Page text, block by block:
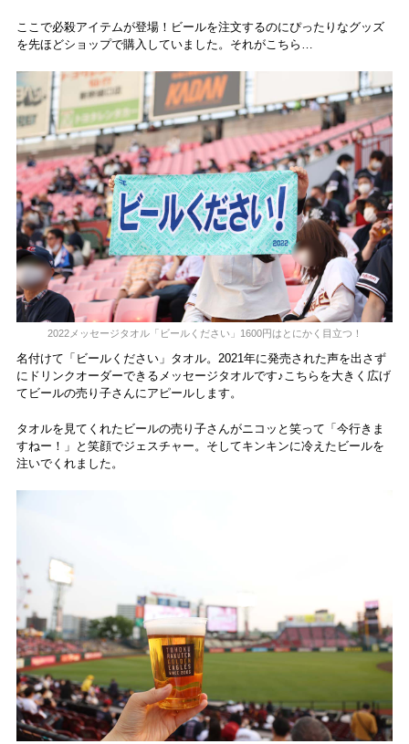
ここで必殺アイテムが登場！ビールを注文するのにぴったりなグッズ
を先ほどショップで購入していました。それがこちら…
2022メッセージタオル「ビールください」1600円はとにかく目立つ！
名付けて「ビールください」タオル。2021年に発売された声を出さず
にドリンクオーダーできるメッセージタオルです♪こちらを大きく広げ
てビールの売り子さんにアピールします。
タオルを見てくれたビールの売り子さんがニコッと笑って「今行きま
すねー！」と笑顔でジェスチャー。そしてキンキンに冷えたビールを
注いでくれました。